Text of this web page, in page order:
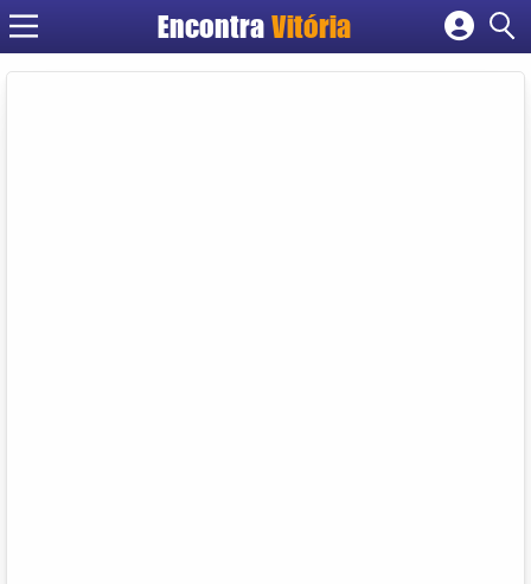
Encontra Vitória
Cadastrar empresa